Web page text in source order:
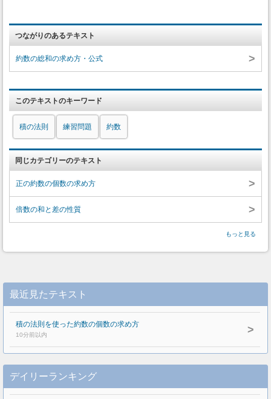
つながりのあるテキスト
約数の総和の求め方・公式 >
このテキストのキーワード
積の法則 練習問題 約数
同じカテゴリーのテキスト
正の約数の個数の求め方 >
倍数の和と差の性質 >
もっと見る
最近見たテキスト
積の法則を使った約数の個数の求め方
10分前以内 >
デイリーランキング